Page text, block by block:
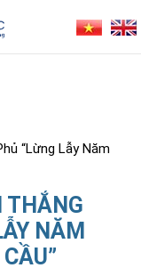
“Lừng Lẫy Năm
THẮNG
NĂM